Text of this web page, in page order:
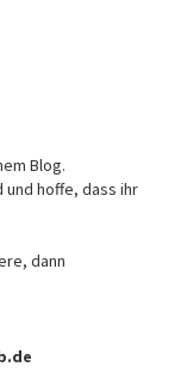
Blog.
hoffe, dass ihr
dann